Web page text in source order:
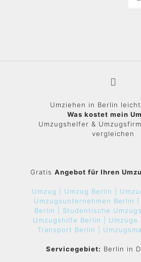
Umziehen in Berlin
Was kostet mein
Umzugshelfer &
vergleichen
Gratis Angebot für Ihren
Umzug | Umzug Berlin |
Umzugsunternehmen Berlin |
Berlin | Studentische
Umzugshilfe Berlin | Umzüge
Transport Berlin |
Servicegebiet: Berlin in